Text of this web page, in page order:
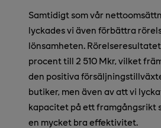
Samtidigt som vår
lyckades vi även förbättra
lönsamheten.
procent till 2 510 Mkr, vilket
den positiva
butiker, men även av att vi
kapacitet på ett framgångsrikt
en mycket bra effektivitet.